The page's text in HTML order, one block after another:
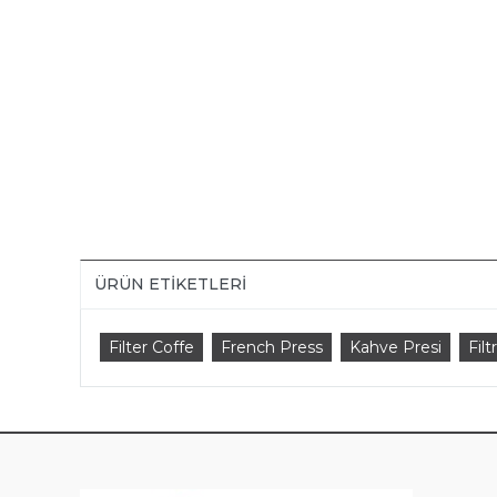
ÜRÜN ETIKETLERI
Filter Coffe French Press Kahve Presi